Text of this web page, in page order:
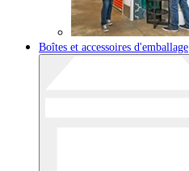
Boîtes et accessoires d'emballage